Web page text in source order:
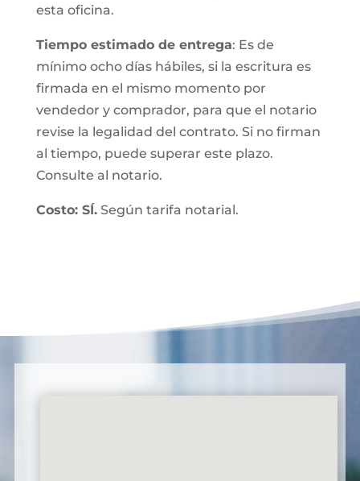
esta oficina.
Tiempo estimado de entrega: Es de
mínimo ocho días hábiles, si la escritura es
firmada en el mismo momento por
vendedor y comprador, para que el notario
revise la legalidad del contrato. Si no firman
al tiempo, puede superar este plazo.
Consulte al notario.
Costo: SÍ.Según tarifa notarial.